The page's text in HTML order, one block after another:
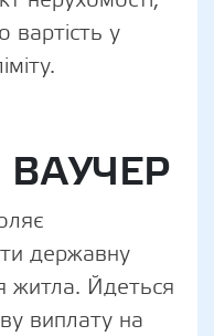
вартість у
державну
житла. Йдеться
виплату на